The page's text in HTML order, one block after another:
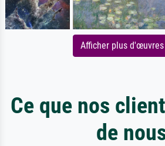
Afficher plus
Ce que nos
de